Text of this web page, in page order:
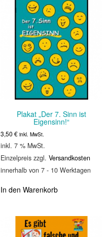
Plakat „Der 7. Sinn ist
Eigensinn!“
3,50€ inkl. MwSt.
inkl. 7 % MwSt.
Einzelpreis zzgl.Versandkosten
innerhalb von 7 - 10 Werktagen
In den Warenkorb